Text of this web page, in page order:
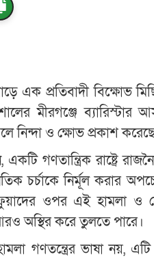
প্রতিবাদী বিক্ষোভ
মীরগঞ্জে ব্যারিস্টার
নিন্দা ও ক্ষোভ প্রকাশ
গণতান্ত্রিক রাষ্ট্রে
চর্চাকে নির্মূল করার
ওপর এই হামলা ও
অস্থির করে তুলতে পারে।
গণতন্ত্রের ভাষা নয়,